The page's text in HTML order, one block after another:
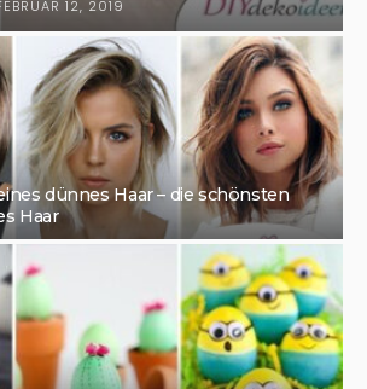
12, 2019
dünnes Haar – die schönsten
Haar